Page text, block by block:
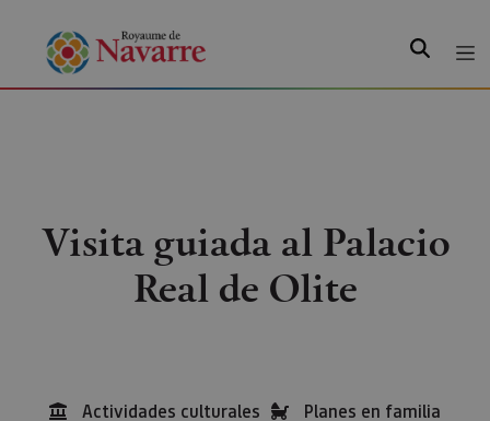
Visita guiada al Palacio
Real de Olite
Actividades culturales Planes en familia